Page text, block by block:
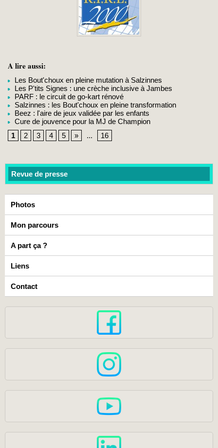
A lire aussi:
Les Bout'choux en pleine mutation à Salzinnes
Les P'tits Signes : une crèche inclusive à Jambes
PARF : le circuit de go-kart rénové
Salzinnes : les Bout'choux en pleine transformation
Beez : l'aire de jeux validée par les enfants
Cure de jouvence pour la MJ de Champion
1
2 3 4 5 » ... 16
Revue de presse
Photos
Mon parcours
A part ça ?
Liens
Contact